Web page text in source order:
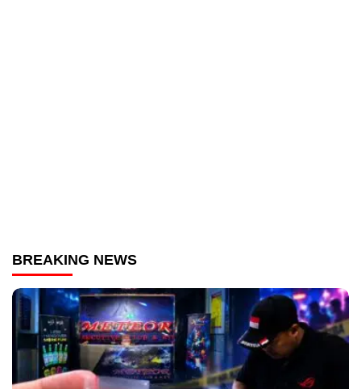
BREAKING NEWS